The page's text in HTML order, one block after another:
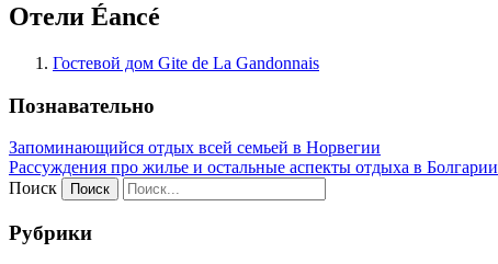
Отели Éancé
Гостевой дом Gite de La Gandonnais
Познавательно
Запоминающийся отдых всей семьей в Норвегии
Рассуждения про жилье и остальные аспекты отдыха в Болгарии
Поиск
Рубрики